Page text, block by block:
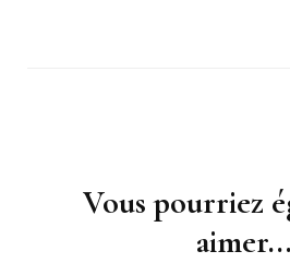
Navigation
Vous pourriez
aimer...